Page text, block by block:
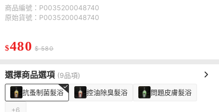
商品編號：P0035200048740
原始貨號：P0035200048740
$480 $ 580
選擇商品選項 (9品項)
抗蚤制菌髮浴 控油除臭髮浴 問題皮膚髮浴
+6